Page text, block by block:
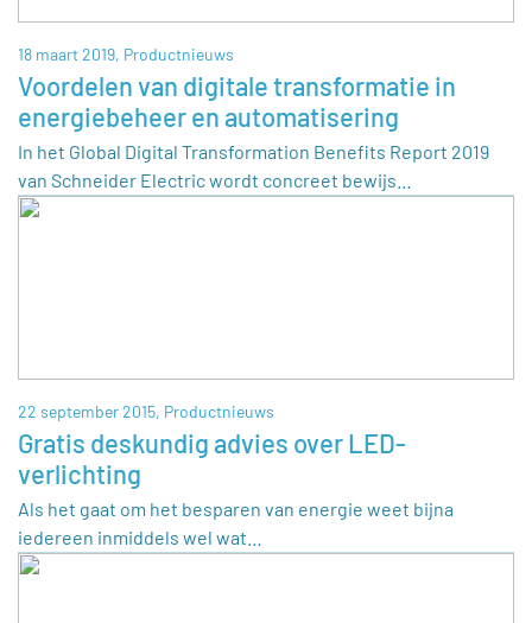
18 maart 2019, Productnieuws
Voordelen van digitale transformatie in
energiebeheer en automatisering
In het Global Digital Transformation Benefits Report 2019
van Schneider Electric wordt concreet bewijs…
22 september 2015, Productnieuws
Gratis deskundig advies over LED-
verlichting
Als het gaat om het besparen van energie weet bijna
iedereen inmiddels wel wat…